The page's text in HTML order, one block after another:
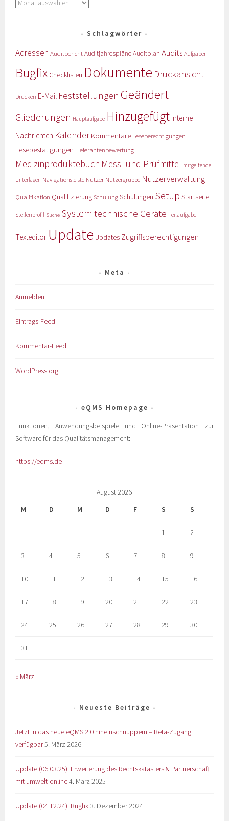
Schlagwörter
Adressen AuditberichtAuditjahrespläneAuditplan Audits Aufgaben
Bugfix Checklisten Dokumente Druckansicht
Drucken E-Mail Feststellungen Geändert
Gliederungen Hauptaufgabe Hinzugefügt Interne
Nachrichten KalenderKommentare Leseberechtigungen
Lesebestätigungen Lieferantenbewertung
Medizinproduktebuch Mess- und Prüfmittel mitgeltende
Unterlagen Navigationsleiste Nutzer Nutzergruppe Nutzerverwaltung
Qualifikation Qualifizierung Schulung Schulungen Setup Startseite
Stellenprofil Suche System technische Geräte Teilaufgabe
Texteditor Update Updates Zugriffsberechtigungen
Meta
Anmelden
Eintrags-Feed
Kommentar-Feed
WordPress.org
eQMS Homepage
Funktionen, Anwendungsbeispiele und Online-Präsentation zur
Software für das Qualitätsmanagement:
https://eqms.de
August 2026
M
D M D F S S
1 2
3 4 5 6 7 8 9
10 11 12 13 14 15 16
17 18 19 20 21 22 23
24 25 26 27 28 29 30
31
« März
Neueste Beiträge
Jetzt in das neue eQMS 2.0 hineinschnuppern – Beta-Zugang
verfügbar5. März 2026
Update (06.03.25): Erweiterung des Rechtskatasters & Partnerschaft
mit umwelt-online4. März 2025
Update (04.12.24): Bugfix3. Dezember 2024